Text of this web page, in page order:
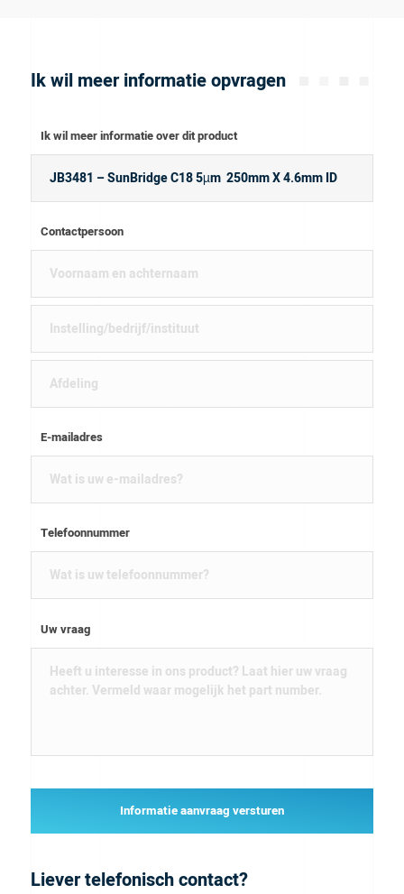
Ik wil meer informatie opvragen
Ik wil meer informatie over dit product
Contactpersoon
E-mailadres
Telefoonnummer
Uw vraag
Informatie aanvraag versturen
Liever telefonisch contact?